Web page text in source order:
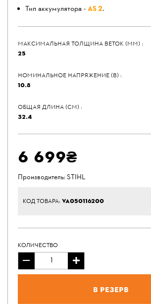
Тип аккумулятора -AS 2.
МАКСИМАЛЬНАЯ ТОЛЩИНА ВЕТОК (ММ) :
25
НОМИНАЛЬНОЕ НАПРЯЖЕНИЕ (В) :
10.8
ОБЩАЯ ДЛИНА (СМ) :
32.4
6 699₴
Производитель:STIHL
КОД ТОВАРА: VA050116200
КОЛИЧЕСТВО
В резерв